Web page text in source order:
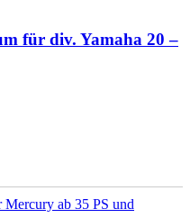
für div. Yamaha 20 –